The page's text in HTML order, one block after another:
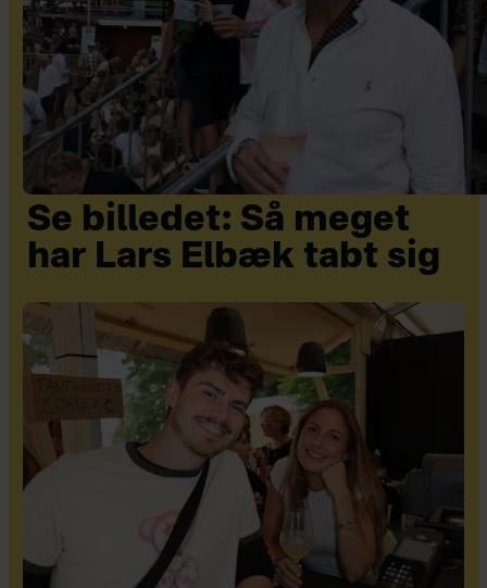
Se billedet: Så meget
har Lars Elbæk tabt sig